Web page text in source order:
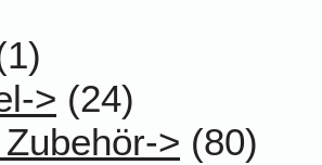
> (24)
> (80)